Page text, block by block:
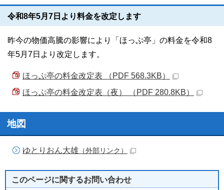
令和8年5月7日より料金を改定します
昨今の物価高騰の影響により「ほっぷ亭」の料金を令和8
年5月7日より改定します。
ほっぷ亭の料金改定表 （PDF 568.3KB）
ほっぷ亭の料金改定表（夜） （PDF 280.8KB）
地図
ゆとりおん大雄 （外部リンク）
このページに関するお問い合わせ